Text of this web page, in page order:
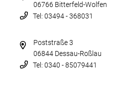
06766 Bitterfeld-Wolfen
Tel: 03494 - 368031
Poststraße 3
06844 Dessau-Roßlau
Tel: 0340 - 85079441